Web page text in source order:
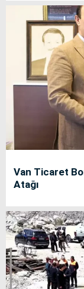
Van Ticaret
Atağı